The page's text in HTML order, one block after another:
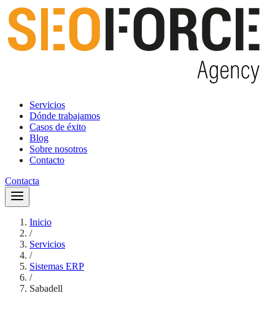
Servicios
Dónde trabajamos
Casos de éxito
Blog
Sobre nosotros
Contacto
Contacta
Inicio
/
Servicios
/
Sistemas ERP
/
Sabadell